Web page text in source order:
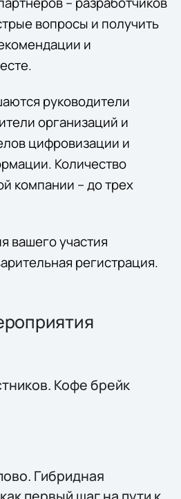
вопросы и получить
и
руководители
организаций и
цифровизации и
Количество
компании – до трех
вашего участия
регистрация.
Кофе брейк
Гибридная